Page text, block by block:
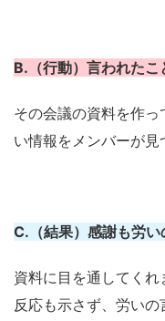
B.（行動）言われた
その会議の資料を作
い情報をメンバーが見
C.（結果）感謝も労
資料に目を通してく
反応も示さず、労い